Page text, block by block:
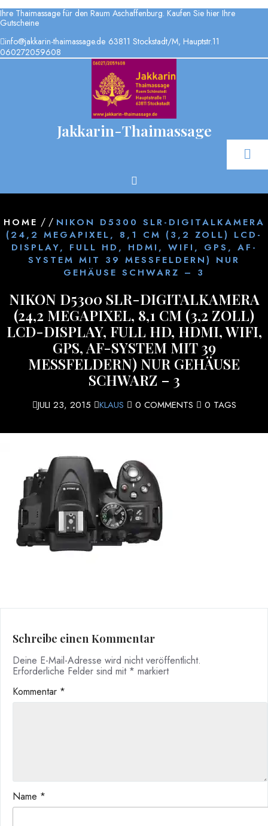
Skip
to
content
Ihre Thaimassage für den Raum Aschaffenburg. Kaufen Sie hier Ihre
Gutscheine
info@jakkarin-thaimassage.de 63811 Stockstadt/M, Hauptstr.11
060272059608
Jakkarin-Thaimassage
HOME / / NIKON D5300 SLR-DIGITALKAMERA
(24,2 MEGAPIXEL, 8,1 CM (3,2 ZOLL) LCD-
DISPLAY, FULL HD, HDMI, WIFI, GPS, AF-
SYSTEM MIT 39 MESSFELDERN) NUR
GEHÄUSE SCHWARZ – 3
NIKON D5300 SLR-DIGITALKAMERA
(24,2 MEGAPIXEL, 8,1 CM (3,2 ZOLL)
LCD-DISPLAY, FULL HD, HDMI, WIFI,
GPS, AF-SYSTEM MIT 39
MESSFELDERN) NUR GEHÄUSE
SCHWARZ – 3
JULI 23, 2015 KLAUS 0 COMMENTS 0 TAGS
Schreibe einen Kommentar
Deine E-Mail-Adresse wird nicht veröffentlicht.
Erforderliche Felder sind mit * markiert
Kommentar *
Name *